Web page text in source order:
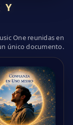
Y
One reunidas en
único documento.